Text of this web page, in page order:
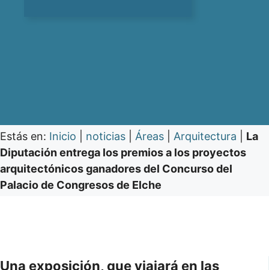
Estás en: Inicio noticias Áreas Arquitectura
La
Diputación entrega los premios a los proyectos
arquitectónicos ganadores del Concurso del
Palacio de Congresos de Elche
Una exposición, que viajará en las